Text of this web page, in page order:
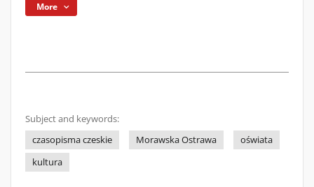
More
Subject and keywords:
czasopisma czeskie
Morawska Ostrawa
oświata
kultura